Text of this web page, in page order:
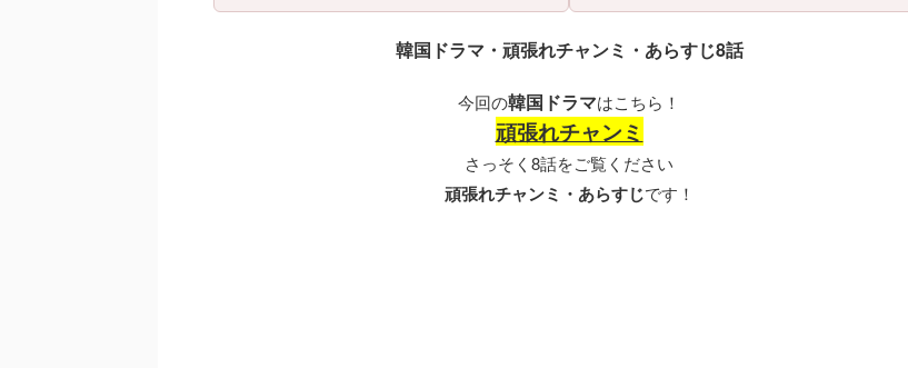
韓国ドラマ・頑張れチャンミ・あらすじ8話
今回の韓国ドラマはこちら！
頑張れチャンミ
さっそく8話をご覧ください
頑張れチャンミ・あらすじです！